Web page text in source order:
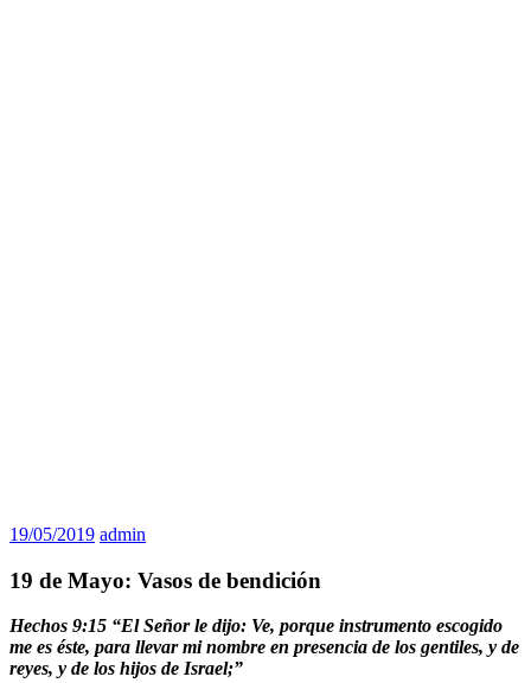
19/05/2019 admin
19 de Mayo: Vasos de bendición
Hechos 9:15 “El Señor le dijo: Ve, porque instrumento escogido
me es éste, para llevar mi nombre en presencia de los gentiles, y de
reyes, y de los hijos de Israel;”